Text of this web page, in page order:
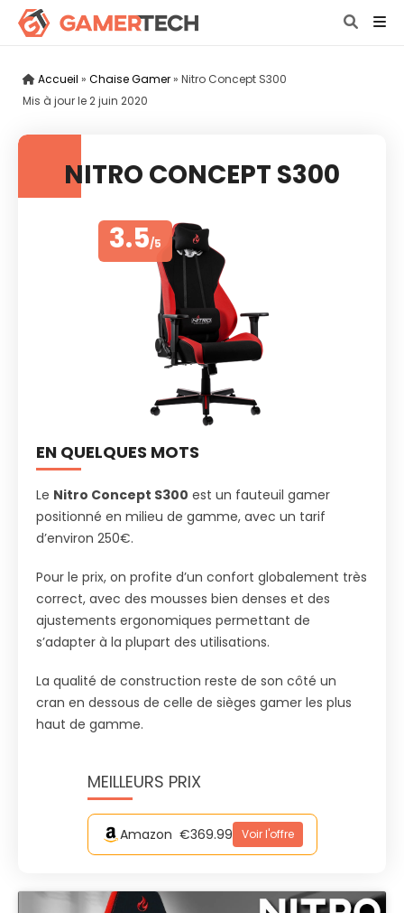
Accueil » Chaise Gamer» Nitro Concept S300
Mis à jour le2 juin 2020
NITRO CONCEPT S300
3.5/5
MEILLEURS PRIX
Amazon €369.99 Voir l'offre
EN QUELQUES MOTS
Le Nitro Concept S300 est un fauteuil gamer
positionné en milieu de gamme, avec un tarif
d’environ 250€.
Pour le prix, on profite d’un confort globalement très
correct, avec des mousses bien denses et des
ajustements ergonomiques permettant de
s’adapter à la plupart des utilisations.
La qualité de construction reste de son côté un
cran en dessous de celle de sièges gamer les plus
haut de gamme.